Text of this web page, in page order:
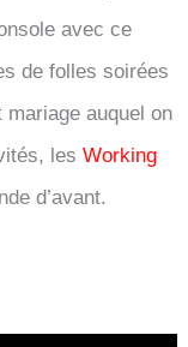
avec ce
de folles soirées
auquel on
lesWorking
d’avant.